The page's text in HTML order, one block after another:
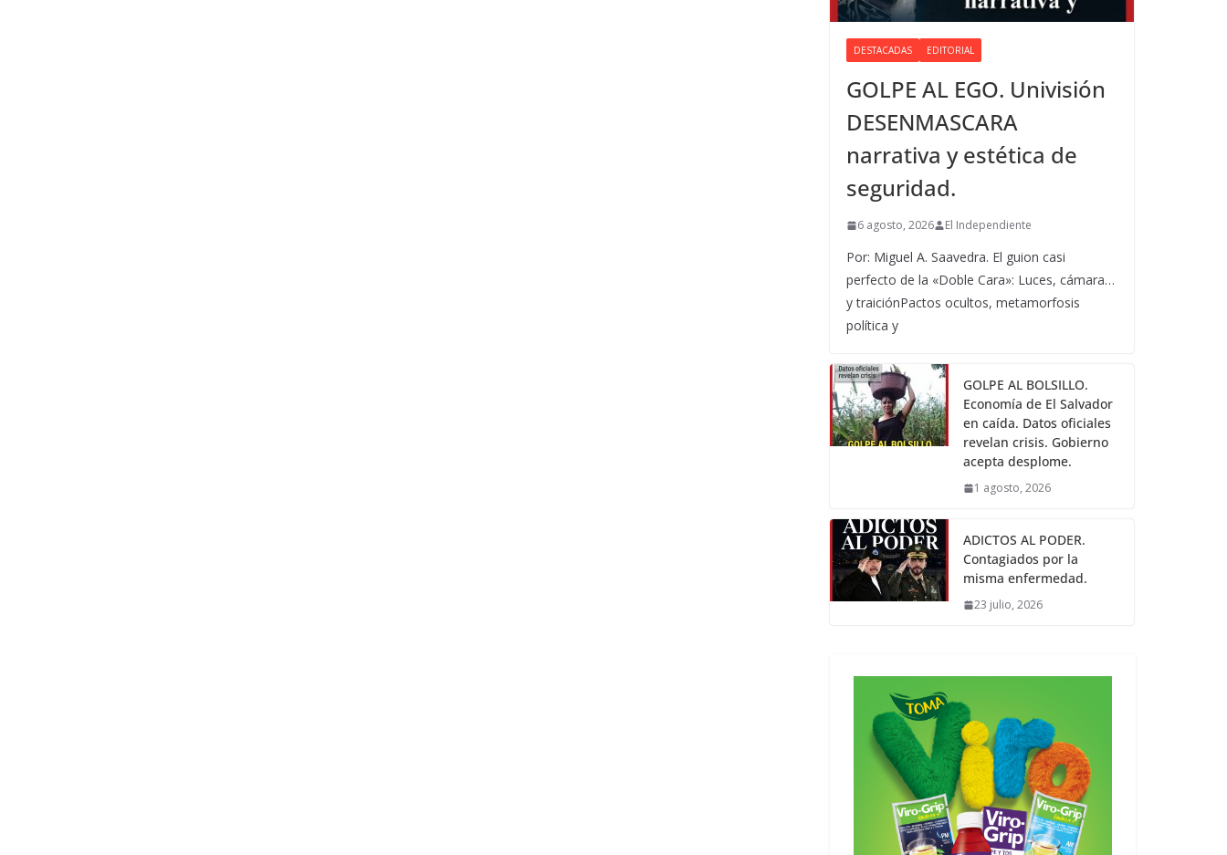
DESTACADAS EDITORIAL
GOLPE AL EGO. Univisión
DESENMASCARA
narrativa y estética de
seguridad.
6 agosto, 2026 El Independiente
Por: Miguel A. Saavedra. El guion casi
perfecto de la «Doble Cara»: Luces, cámara…
y traiciónPactos ocultos, metamorfosis
política y
GOLPE AL BOLSILLO.
Economía de El Salvador
en caída. Datos oficiales
revelan crisis. Gobierno
acepta desplome.
1 agosto, 2026
ADICTOS AL PODER.
Contagiados por la
misma enfermedad.
23 julio, 2026